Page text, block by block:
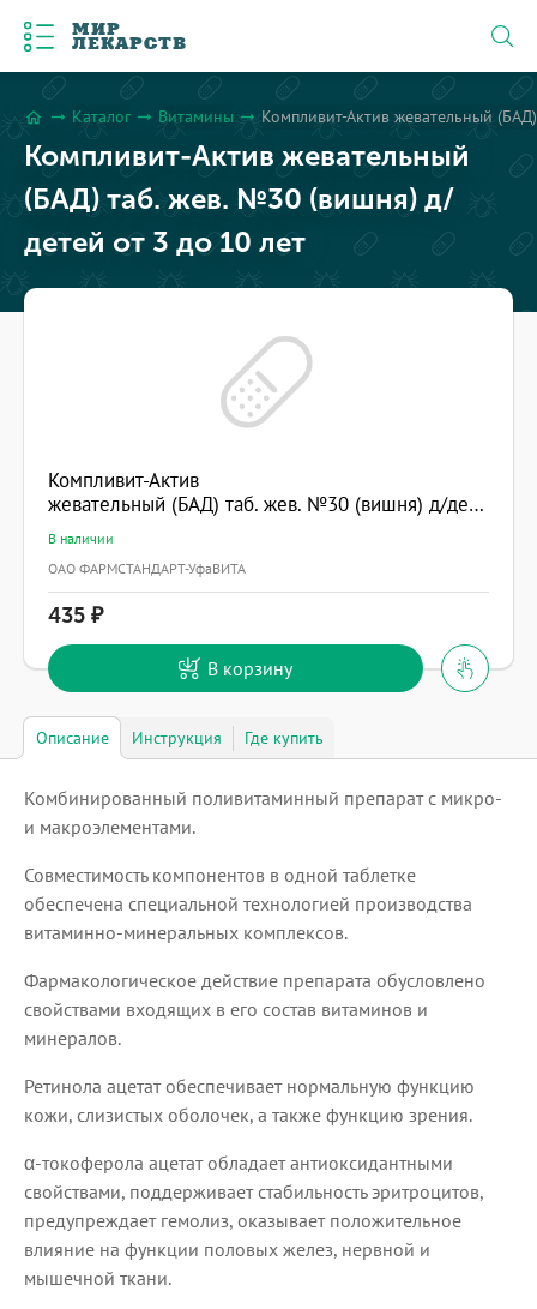
МИР
ЛЕКАРСТВ
home arrow_right_alt Каталог arrow_right_alt Витамины arrow_right_alt Компливит-Актив жевательный
Компливит-Актив жевательный
(БАД) таб. жев. №30 (вишня) д/
детей от 3 до 10 лет
Компливит-Актив
жевательный (БАД) таб. жев. №30 (вишня) д/детей от 3 до 10 лет
В наличии
ОАО ФАРМСТАНДАРТ-УфаВИТА
435
В корзину
Описание Инструкция Где купить
Комбинированный поливитаминный препарат с микро-
и макроэлементами.
Совместимость компонентов в одной таблетке
обеспечена специальной технологией производства
витаминно-минеральных комплексов.
Фармакологическое действие препарата обусловлено
свойствами входящих в его состав витаминов и
минералов.
Ретинола ацетат обеспечивает нормальную функцию
кожи, слизистых оболочек, а также функцию зрения.
α-токоферола ацетат обладает антиоксидантными
свойствами, поддерживает стабильность эритроцитов,
предупреждает гемолиз, оказывает положительное
влияние на функции половых желез, нервной и
мышечной ткани.